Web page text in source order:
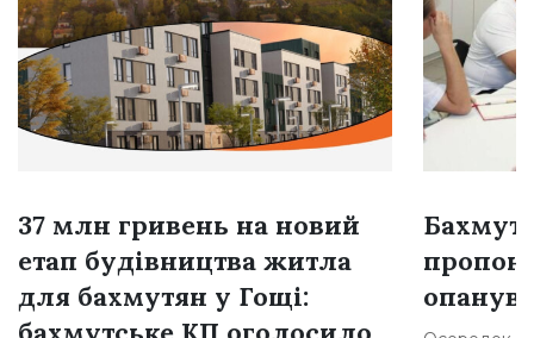
37 млн гривень на новий
етап будівництва житла
для бахмутян у Гощі: